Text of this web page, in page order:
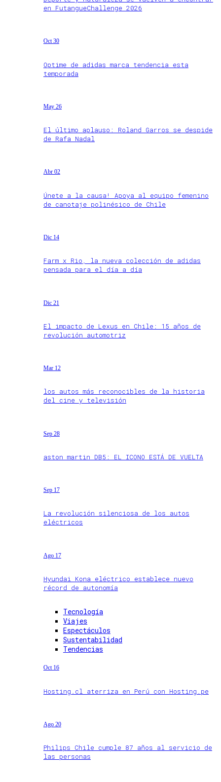
en FutangueChallenge 2026
Oct 30
Optime de adidas marca tendencia esta
temporada
May 26
El último aplauso: Roland Garros se despide
de Rafa Nadal
Abr 02
Únete a la causa! Apoya al equipo femenino
de canotaje polinésico de Chile
Dic 14
Farm x Rio, la nueva colección de adidas
pensada para el día a día
Dic 21
El impacto de Lexus en Chile: 15 años de
revolución automotriz
Mar 12
los autos más reconocibles de la historia
del cine y televisión
Sep 28
aston martin DB5: EL ICONO ESTÁ DE VUELTA
Sep 17
La revolución silenciosa de los autos
eléctricos
Ago 17
Hyundai Kona eléctrico establece nuevo
récord de autonomía
Tecnología
Viajes
Espectáculos
Sustentabilidad
Tendencias
Oct 16
Hosting.cl aterriza en Perú con Hosting.pe
Ago 20
Philips Chile cumple 87 años al servicio de
las personas